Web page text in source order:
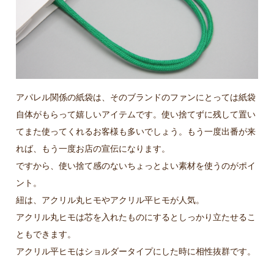
アパレル関係の紙袋は、そのブランドのファンにとっては紙袋
自体がもらって嬉しいアイテムです。使い捨てずに残して置い
てまた使ってくれるお客様も多いでしょう。もう一度出番が来
れば、もう一度お店の宣伝になります。
ですから、使い捨て感のないちょっとよい素材を使うのがポイ
ント。
紐は、アクリル丸ヒモやアクリル平ヒモが人気。
アクリル丸ヒモは芯を入れたものにするとしっかり立たせるこ
ともできます。
アクリル平ヒモはショルダータイプにした時に相性抜群です。